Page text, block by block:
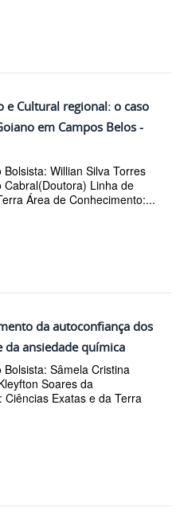
e Cultural regional: o caso
em Campos Belos -
Willian Silva Torres
Linha de
Área de Conhecimento:...
da autoconfiança dos
ansiedade química
Sâmela Cristina
Soares da
Exatas e da Terra